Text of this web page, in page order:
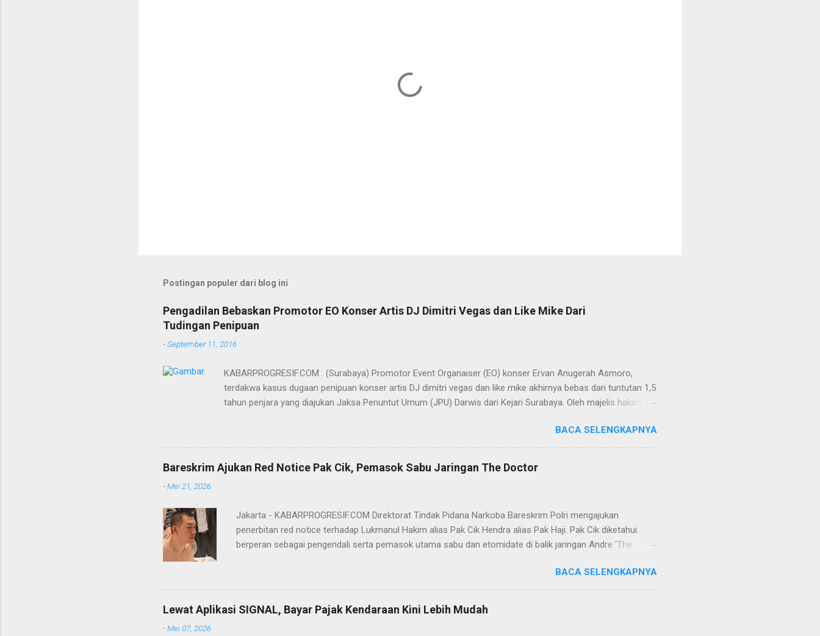
Postingan populer dari blog ini
Pengadilan Bebaskan Promotor EO Konser Artis DJ Dimitri Vegas dan Like Mike Dari
Tudingan Penipuan
-September 11, 2016
KABARPROGRESIF.COM : (Surabaya) Promotor Event Organaiser (EO) konser Ervan Anugerah Asmoro,
terdakwa kasus dugaan penipuan konser artis DJ dimitri vegas dan like mike akhirnya bebas dari tuntutan 1,5
tahun penjara yang diajukan Jaksa Penuntut Umum (JPU) Darwis dari Kejari Surabaya. Oleh majelis hakim
pidana. Dalam pertimbangannya, hakim Sigit menerangkan, majelis hakim berpendapat bahwa perbuatan
terdakwa Ervan tersebut tidak terdapat unsur penipuan sehingga dianggap bukan merupakan tindak pidana.
Menurut majelis hakim, kasus yang menjerat Ervan merupakan hubungan hukum keperdataan. Atas dasar
itulah, terdakwa Ervan diputus bebas dari tuntutan hukum (onslag van alle recht vervolging). Menanggapi hal
BACA SELENGKAPNYA
Bareskrim Ajukan Red Notice Pak Cik, Pemasok Sabu Jaringan The Doctor
-Mei 21, 2026
Jakarta - KABARPROGRESIF.COM Direktorat Tindak Pidana Narkoba Bareskrim Polri mengajukan
penerbitan red notice terhadap Lukmanul Hakim alias Pak Cik Hendra alias Pak Haji. Pak Cik diketahui
berperan sebagai pengendali serta pemasok utama sabu dan etomidate di balik jaringan Andre 'The
DPO Lukmanul Hakim alias Hendra alias Pak Haji," kata Direktur Tindak Pidana Narkoba (Dirtipidnarkoba)
Bareskrim Polri Brigjen Eko Hadi Santoso. dalam keterangannya, Rabu (20/5). Eko menerangkan Pak Cik
merupakan warga negara Indonesia (WNI) asal Aceh yang saat ini terdeteksi berada di Malaysia. Namun,
belakangan status kewarganegaraan sudah berpindah menjadi warga negara Saint Kitts and Nevis.
BACA SELENGKAPNYA
Lewat Aplikasi SIGNAL, Bayar Pajak Kendaraan Kini Lebih Mudah
-Mei 07, 2026